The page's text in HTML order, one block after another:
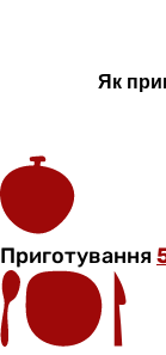
Як
Приготування